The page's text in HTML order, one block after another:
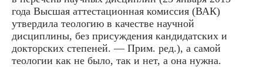
года Высшая аттестационная комиссия (ВАК)
утвердила теологию в качестве научной
дисциплины, без присуждения кандидатских и
докторских степеней. — Прим. ред.), а самой
теологии как не было, так и нет, а она нужна.